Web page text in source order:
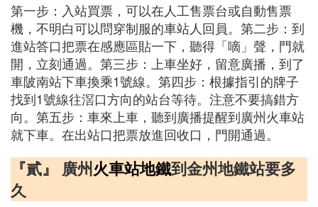
第一步：入站買票，可以在人工售票台或自動售票
機，不明白可以問穿制服的車站人回員。第二步：到
進站答口把票在感應區貼一下，聽得「嘀」聲，門就
開，立刻通過。第三步：上車坐好，留意廣播，到了
車陂南站下車換乘1號線。第四步：根據指引的牌子
找到1號線往滘口方向的站台等待。注意不要搞錯方
向。第五步：車來上車，聽到廣播提醒到廣州火車站
就下車。在出站口把票放進回收口，門開通過。
『貳』 廣州火車站地鐵到金州地鐵站要多
久